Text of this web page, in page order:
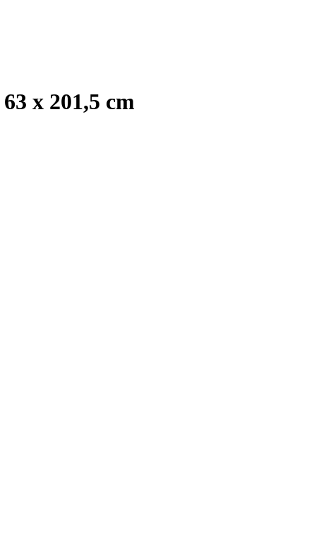
x 201,5 cm